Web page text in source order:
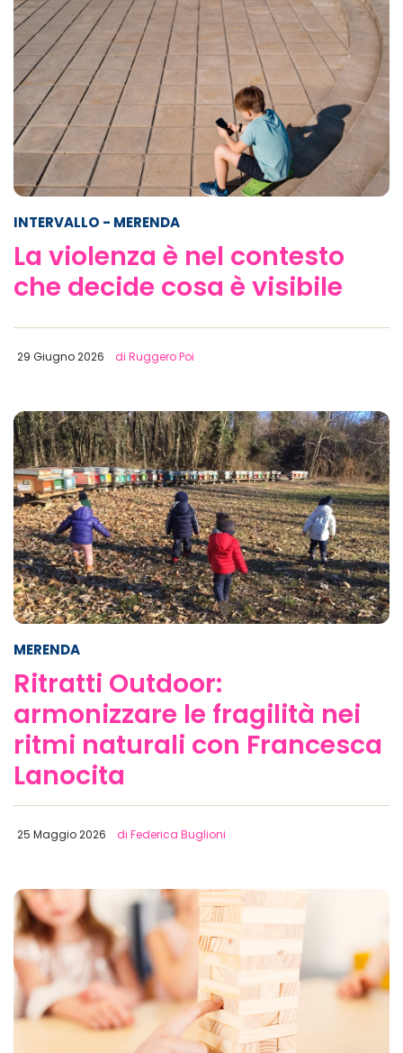
INTERVALLO - MERENDA
La violenza è nel contesto
che decide cosa è visibile
29 Giugno 2026 di Ruggero Poi
MERENDA
Ritratti Outdoor:
armonizzare le fragilità nei
ritmi naturali con Francesca
Lanocita
25 Maggio 2026 di Federica Buglioni